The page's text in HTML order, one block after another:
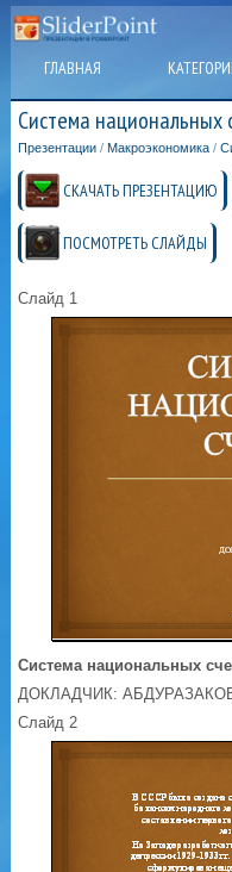
ГЛАВНАЯ
Система национальных
Презентации / Макроэкономика /
СКАЧАТЬ ПРЕЗЕНТАЦИЮ
ПОСМОТРЕТЬ СЛАЙДЫ
Слайд 1
Система национальных
ДОКЛАДЧИК:
Слайд 2